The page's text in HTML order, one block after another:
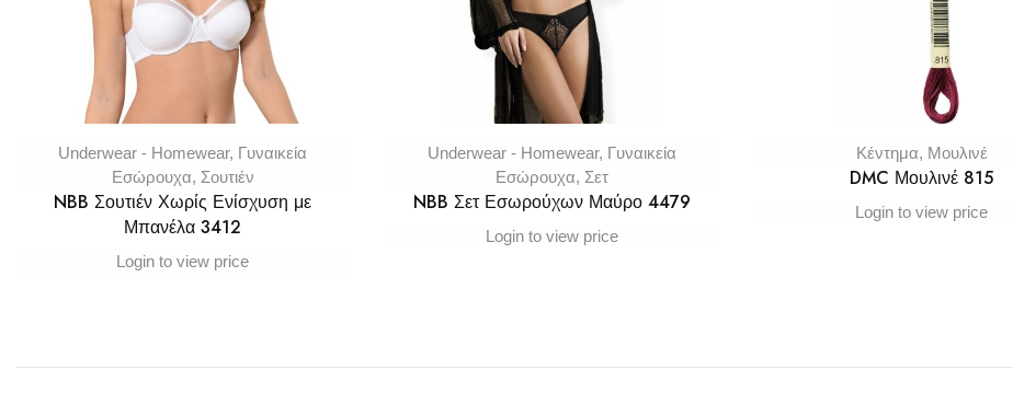
Underwear - Homewear, Γυναικεία
Εσώρουχα, Σουτιέν
NBB Σουτιέν Χωρίς Ενίσχυση με
Μπανέλα 3412
Login to view price
Underwear - Homewear, Γυναικεία
Εσώρουχα, Σετ
NBB Σετ Εσωρούχων Μαύρο 4479
Login to view price
Κέντημα, Μουλινέ
DMC Μουλινέ 815
Login to view price